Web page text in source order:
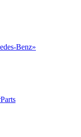
Benz»